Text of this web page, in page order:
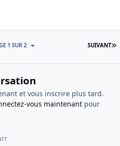
SUIVANT
1 SUR 2
et vous inscrire plus tard.
vous maintenantpour